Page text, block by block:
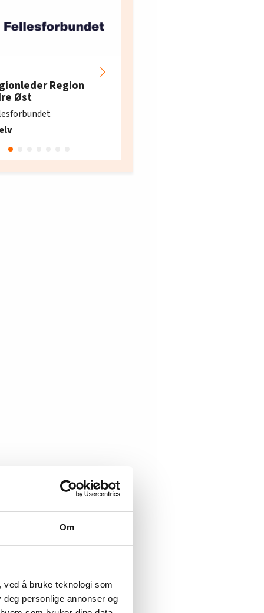
Om
ved å bruke teknologi som
personlige annonser og
Region
Øst